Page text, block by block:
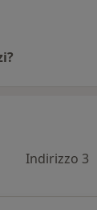
Indirizzo 3